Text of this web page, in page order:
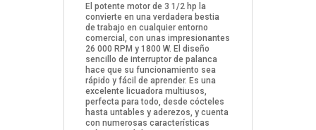
El potente motor de 3 1/2 hp la
convierte en una verdadera bestia
de trabajo en cualquier entorno
comercial, con unas impresionantes
26 000 RPM y 1800 W. El diseño
sencillo de interruptor de palanca
hace que su funcionamiento sea
rápido y fácil de aprender. Es una
excelente licuadora multiusos,
perfecta para todo, desde cócteles
hasta untables y aderezos, y cuenta
con numerosas características